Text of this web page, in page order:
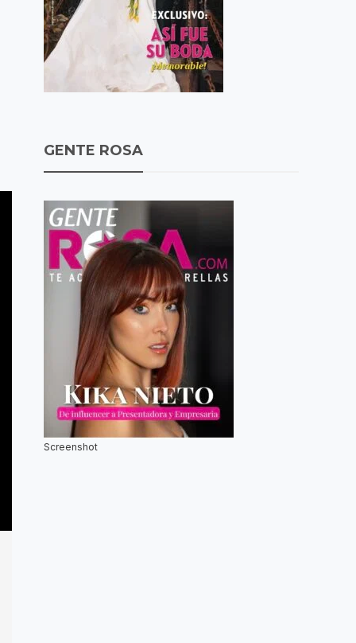
GENTE ROSA
Screenshot